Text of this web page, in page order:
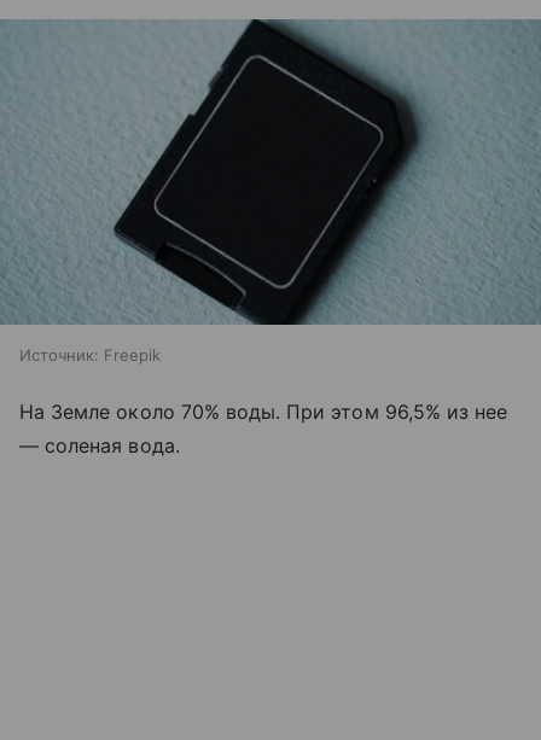
Источник: Freepik
На Земле около 70% воды. При этом 96,5% из нее
— соленая вода.